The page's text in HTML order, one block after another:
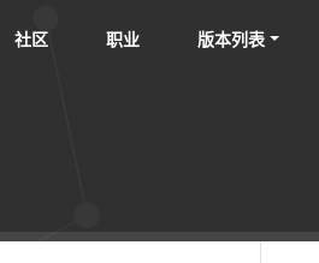
社区 职业 版本列表